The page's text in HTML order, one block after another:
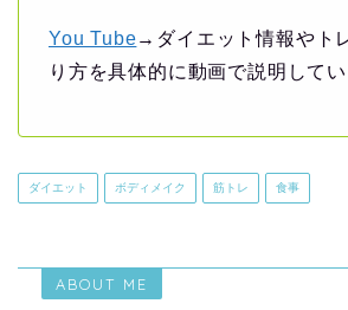
You Tube→ダイエット情報やト
り方を具体的に動画で説明してい
ダイエット ボディメイク 筋トレ 食事
ABOUT ME